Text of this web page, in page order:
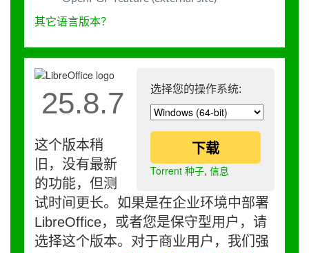
其它语言版本？
选择您的操作系统:
下载
Torrent 种子, 信息
25.8.7
这个版本稍
旧，没有最新
的功能，但测
试时间更长。如果是在企业环境中部署
LibreOffice，或者您是保守型用户，请
选择这个版本。对于商业用户，我们强